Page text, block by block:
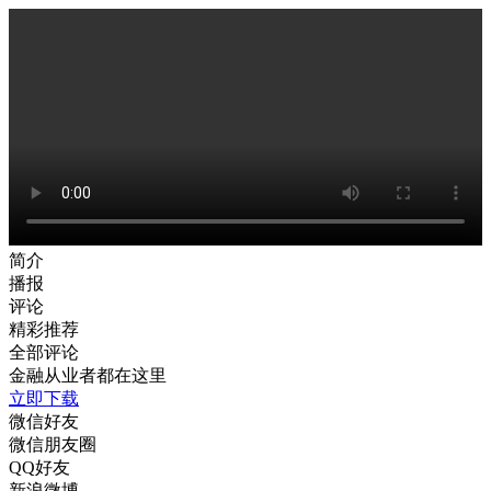
简介
播报
评论
精彩推荐
全部评论
金融从业者都在这里
立即下载
微信好友
微信朋友圈
QQ好友